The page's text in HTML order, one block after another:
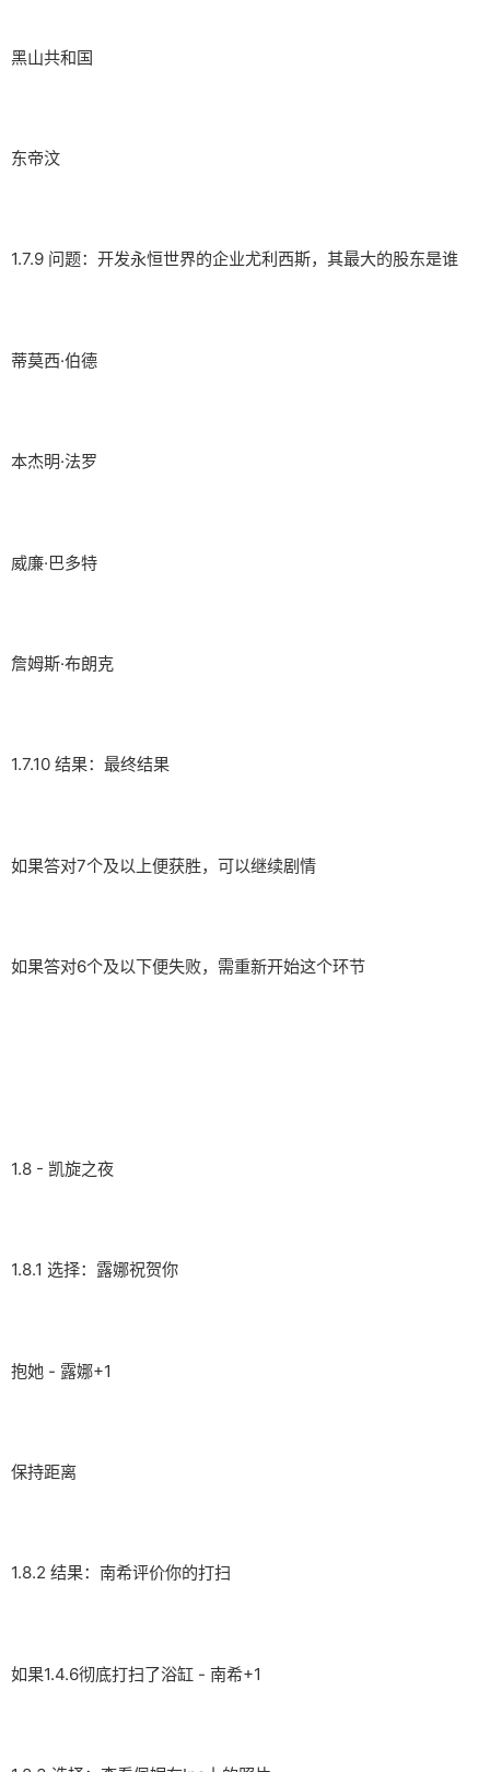
黑山共和国
东帝汶
1.7.9 问题：开发永恒世界的企业尤利西斯，其最大的股东是谁
蒂莫西·伯德
本杰明·法罗
威廉·巴多特
詹姆斯·布朗克
1.7.10 结果：最终结果
如果答对7个及以上便获胜，可以继续剧情
如果答对6个及以下便失败，需重新开始这个环节
1.8 - 凯旋之夜
1.8.1 选择：露娜祝贺你
抱她 - 露娜+1
保持距离
1.8.2 结果：南希评价你的打扫
如果1.4.6彻底打扫了浴缸 - 南希+1